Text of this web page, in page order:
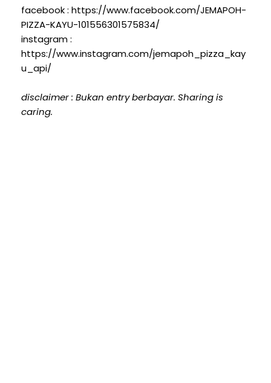
facebook : https://www.facebook.com/JEMAPOH-
PIZZA-KAYU-101556301575834/
instagram :
https://www.instagram.com/jemapoh_pizza_kay
u_api/
disclaimer : Bukan entry berbayar. Sharing is
caring.